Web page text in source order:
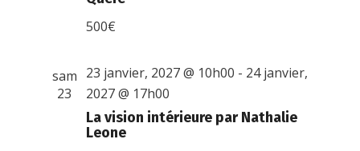
500€
sam
23
La vision intérieure par Nathalie
Leone
23 janvier, 2027 @ 10h00 - 24 janvier,
2027 @ 17h00